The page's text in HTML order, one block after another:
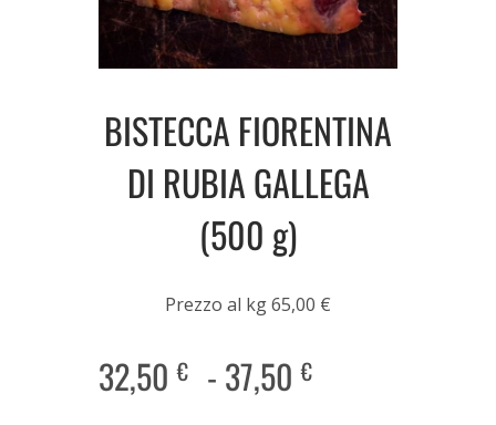
BISTECCA FIORENTINA
DI RUBIA GALLEGA
(500 g)
Prezzo al kg 65,00 €
32,50€ - 37,50€